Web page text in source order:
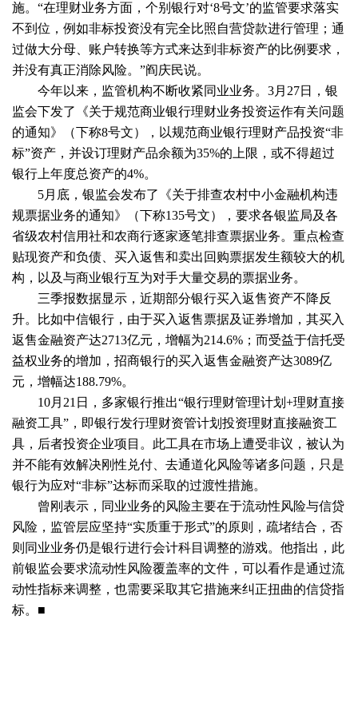
施。“在理财业务方面，个别银行对‘8号文’的监管要求落实
不到位，例如非标投资没有完全比照自营贷款进行管理；通
过做大分母、账户转换等方式来达到非标资产的比例要求，
并没有真正消除风险。”阎庆民说。
今年以来，监管机构不断收紧同业业务。3月27日，银
监会下发了《关于规范商业银行理财业务投资运作有关问题
的通知》（下称8号文），以规范商业银行理财产品投资“非
标”资产，并设订理财产品余额为35%的上限，或不得超过
银行上年度总资产的4%。
5月底，银监会发布了《关于排查农村中小金融机构违
规票据业务的通知》（下称135号文），要求各银监局及各
省级农村信用社和农商行逐家逐笔排查票据业务。重点检查
贴现资产和负债、买入返售和卖出回购票据发生额较大的机
构，以及与商业银行互为对手大量交易的票据业务。
三季报数据显示，近期部分银行买入返售资产不降反
升。比如中信银行，由于买入返售票据及证券增加，其买入
返售金融资产达2713亿元，增幅为214.6%；而受益于信托受
益权业务的增加，招商银行的买入返售金融资产达3089亿
元，增幅达188.79%。
10月21日，多家银行推出“银行理财管理计划+理财直接
融资工具”，即银行发行理财资管计划投资理财直接融资工
具，后者投资企业项目。此工具在市场上遭受非议，被认为
并不能有效解决刚性兑付、去通道化风险等诸多问题，只是
银行为应对“非标”达标而采取的过渡性措施。
曾刚表示，同业业务的风险主要在于流动性风险与信贷
风险，监管层应坚持“实质重于形式”的原则，疏堵结合，否
则同业业务仍是银行进行会计科目调整的游戏。他指出，此
前银监会要求流动性风险覆盖率的文件，可以看作是通过流
动性指标来调整，也需要采取其它措施来纠正扭曲的信贷指
标。■